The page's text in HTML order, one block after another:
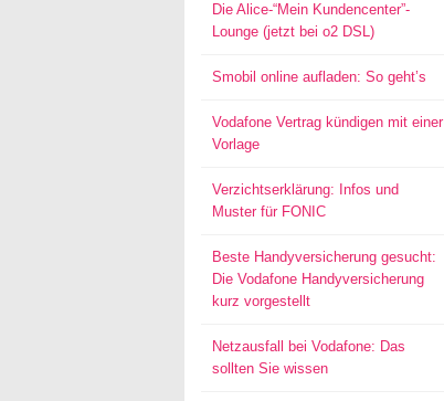
Die Alice-“Mein Kundencenter”-
Lounge (jetzt bei o2 DSL)
Smobil online aufladen: So geht’s
Vodafone Vertrag kündigen mit einer
Vorlage
Verzichtserklärung: Infos und
Muster für FONIC
Beste Handyversicherung gesucht:
Die Vodafone Handyversicherung
kurz vorgestellt
Netzausfall bei Vodafone: Das
sollten Sie wissen